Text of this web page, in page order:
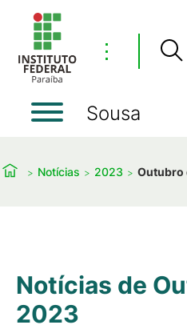
⋮
Sousa
Notícias 2023 Outubro
Notícias de
2023